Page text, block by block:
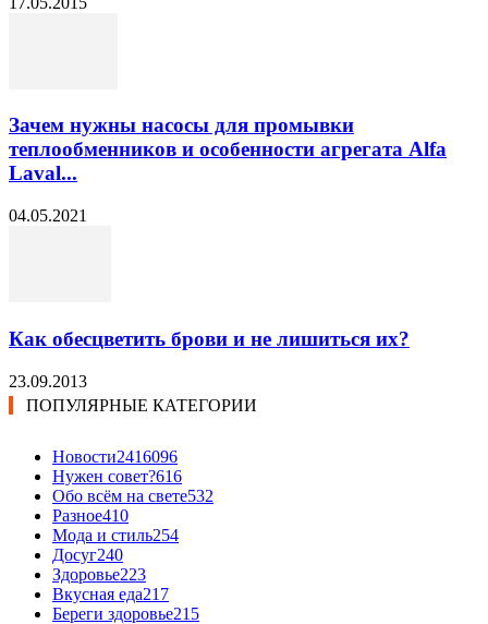
Зачем нужны насосы для промывки
теплообменников и особенности агрегата Alfa
Laval...
04.05.2021
Как обесцветить брови и не лишиться их?
23.09.2013
ПОПУЛЯРНЫЕ КАТЕГОРИИ
Новости2416096
Нужен совет?616
Обо всём на свете532
Разное410
Мода и стиль254
Досуг240
Здоровье223
Вкусная еда217
Береги здоровье215